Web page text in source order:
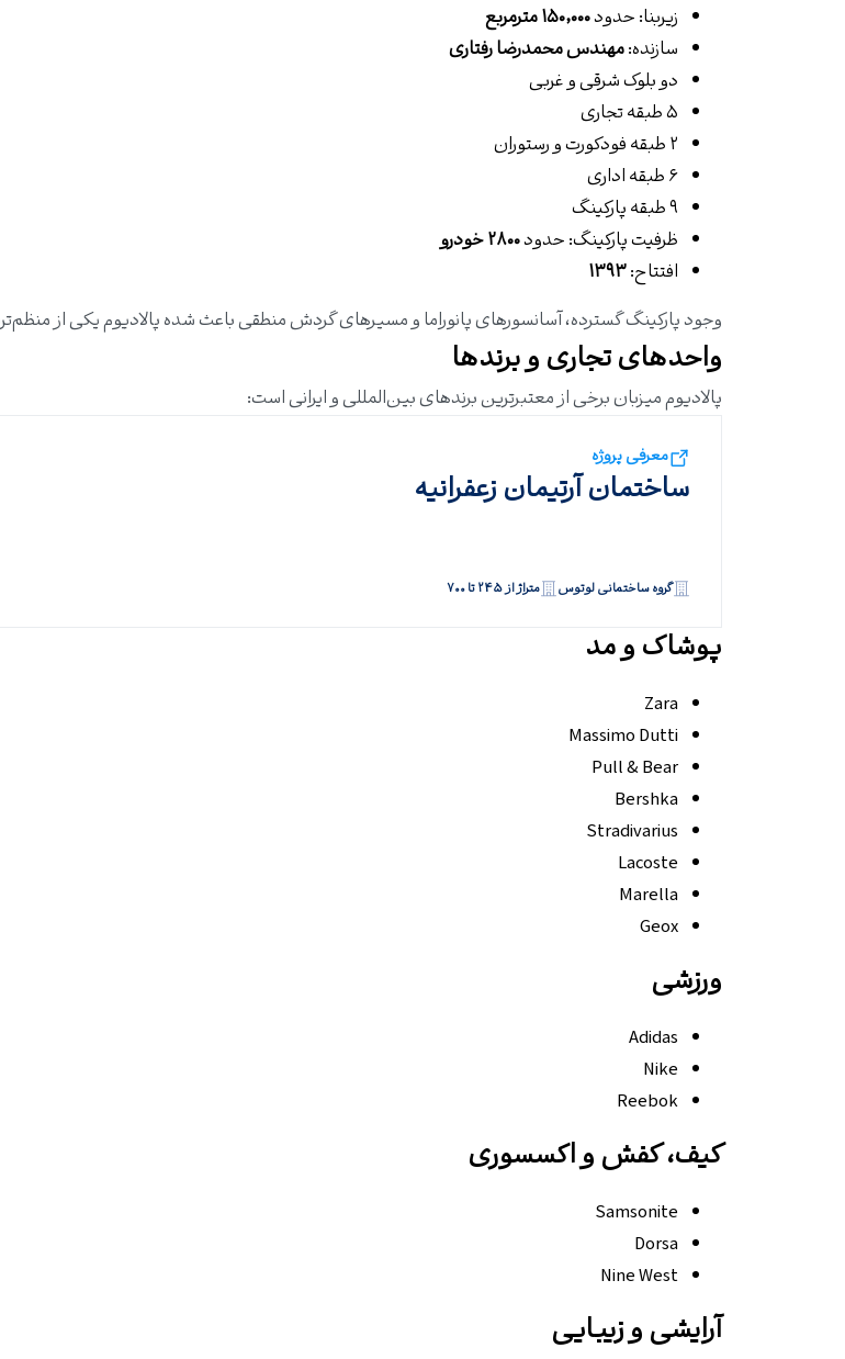
زیربنا: حدود۱۵۰٬۰۰۰ مترمربع
سازنده:مهندس محمدرضا رفتاری
دو بلوک شرقی و غربی
۵ طبقه تجاری
۲ طبقه فودکورت و رستوران
۶ طبقه اداری
۹ طبقه پارکینگ
ظرفیت پارکینگ: حدود۲۸۰۰ خودرو
افتتاح:۱۳۹۳
وجود پارکینگ گسترده، آسانسورهای پانوراما و مسیرهای گردش منطقی باعث شده پالادیوم یکی از
واحدهای تجاری و برندها
پالادیوم میزبان برخی از معتبرترین برندهای بین‌المللی و ایرانی است:
معرفی پروژه
ساختمان آرتیمان زعفرانیه
گروه ساختمانی لوتوس متراژ از ۲۴۵ تا ۷۰۰
پوشاک و مد
Zara
Massimo Dutti
Pull & Bear
Bershka
Stradivarius
Lacoste
Marella
Geox
ورزشی
Adidas
Nike
Reebok
کیف، کفش و اکسسوری
Samsonite
Dorsa
Nine West
آرایشی و زیبایی